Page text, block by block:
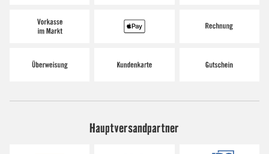
Hauptversandpartner